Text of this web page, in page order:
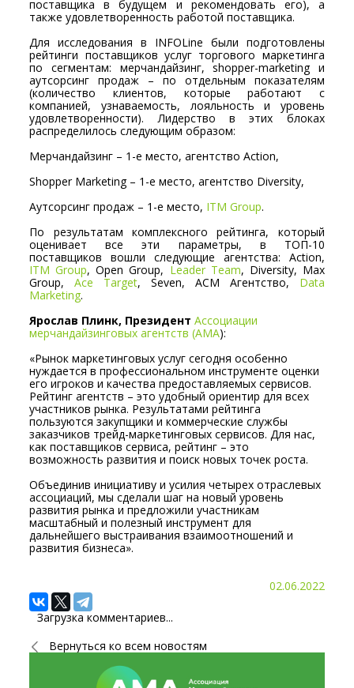
поставщика в будущем и рекомендовать его), а
также удовлетворенность работой поставщика.
Для исследования в INFOLine были подготовлены
рейтинги поставщиков услуг торгового маркетинга
по сегментам: мерчандайзинг, shopper-marketing и
аутсорсинг продаж – по отдельным показателям
(количество клиентов, которые работают с
компанией, узнаваемость, лояльность и уровень
удовлетворенности). Лидерство в этих блоках
распределилось следующим образом:
Мерчандайзинг – 1-е место, агентство Action,
Shopper Marketing – 1-е место, агентство Diversity,
Аутсорсинг продаж – 1-е место, ITM Group.
По результатам комплексного рейтинга, который
оценивает все эти параметры, в ТОП-10
поставщиков вошли следующие агентства: Action,
ITM Group, Open Group, Leader Team, Diversity, Max
Group,Ace Target, Seven, АСМ Агентство, Data
Marketing.
Ярослав Плинк, Президент Ассоциации
мерчандайзинговых агентств (АМА):
«Рынок маркетинговых услуг сегодня особенно
нуждается в профессиональном инструменте оценки
его игроков и качества предоставляемых сервисов.
Рейтинг агентств – это удобный ориентир для всех
участников рынка. Результатами рейтинга
пользуются закупщики и коммерческие службы
заказчиков трейд-маркетинговых сервисов. Для нас,
как поставщиков сервиса, рейтинг – это
возможность развития и поиск новых точек роста.
Объединив инициативу и усилия четырех отраслевых
ассоциаций, мы сделали шаг на новый уровень
развития рынка и предложили участникам
масштабный и полезный инструмент для
дальнейшего выстраивания взаимоотношений и
развития бизнеса».
02.06.2022
Загрузка комментариев...
Вернуться ко всем новостям